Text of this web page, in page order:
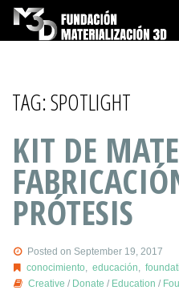
TAG:SPOTLIGHT
KIT DE
PRÓTESIS
Posted on September 19, 2017
conocimiento
educación
Creative / Donate / Education /